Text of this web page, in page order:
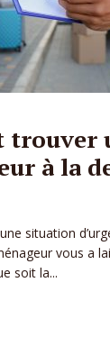
trouver
à la
situation
vous a
soit la...